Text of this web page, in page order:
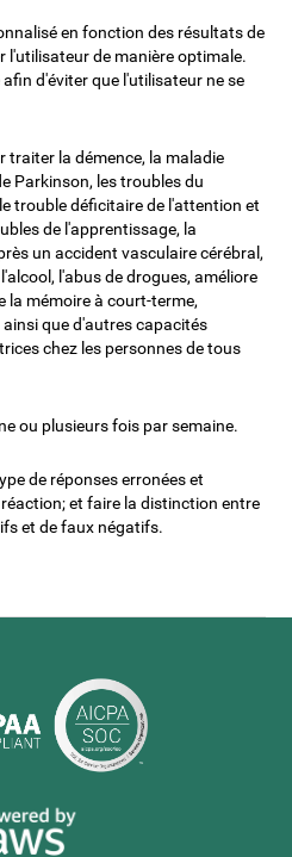
en fonction des résultats de
l'utilisateur de manière optimale.
d'éviter que l'utilisateur ne se
traiter la démence, la maladie
Parkinson, les troubles du
trouble déficitaire de l'attention et
de l'apprentissage, la
un accident vasculaire cérébral,
l'abus de drogues, améliore
la mémoire à court-terme,
que d'autres capacités
chez les personnes de tous
ou plusieurs fois par semaine.
de réponses erronées et
et faire la distinction entre
et de faux négatifs.